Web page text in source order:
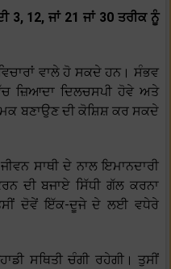
3, 12, ਜਾਂ 21 ਜਾਂ 30 ਤਰੀਕ ਨੂੰ
ਵਾਲੇ ਹੋ ਸਕਦੇ ਹਨ। ਸੰਭਵ
ਜ਼ਿਆਦਾ ਦਿਲਚਸਪੀ ਹੋਵੇ ਅਤੇ
ਬਣਾਉਣ ਦੀ ਕੋਸ਼ਿਸ਼ ਕਰ ਸਕਦੇ
ਸਾਥੀ ਦੇ ਨਾਲ ਇਮਾਨਦਾਰੀ
ਦੀ ਬਜਾਏ ਸਿੱਧੀ ਗੱਲ ਕਰਨਾ
ਦੋਵੇਂ ਇੱਕ-ਦੂਜੇ ਦੇ ਲਈ ਵਧੇਰੇ
ਸਥਿਤੀ ਚੰਗੀ ਰਹੇਗੀ। ਤੁਸੀਂ